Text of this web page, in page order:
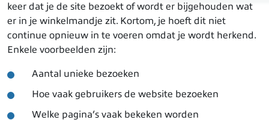
keer dat je de site bezoekt of wordt er bijgehouden wat
er in je winkelmandje zit. Kortom, je hoeft dit niet
continue opnieuw in te voeren omdat je wordt herkend.
Enkele voorbeelden zijn:
Aantal unieke bezoeken
Hoe vaak gebruikers de website bezoeken
Welke pagina’s vaak bekeken worden